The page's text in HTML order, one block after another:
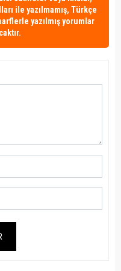
ile yazılmamış, Türkçe
yazılmış yorumlar